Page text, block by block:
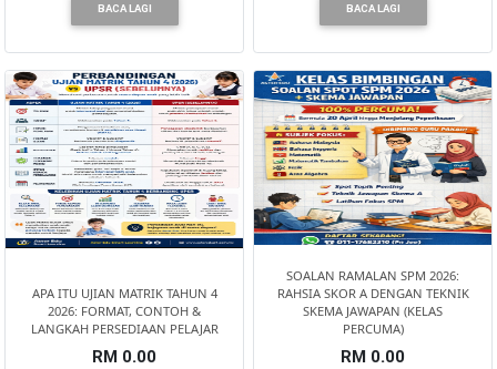
BACA LAGI BACA LAGI
APA ITU UJIAN MATRIK TAHUN 4
2026: FORMAT, CONTOH &
LANGKAH PERSEDIAAN PELAJAR
RM 0.00
SOALAN RAMALAN SPM 2026:
RAHSIA SKOR A DENGAN TEKNIK
SKEMA JAWAPAN (KELAS
PERCUMA)
RM 0.00
SUKAN/HOBI(2)
PERCUTIAN
&
PELANCONGAN(1)
RUMAH
BARANG
PERIBADI(4)